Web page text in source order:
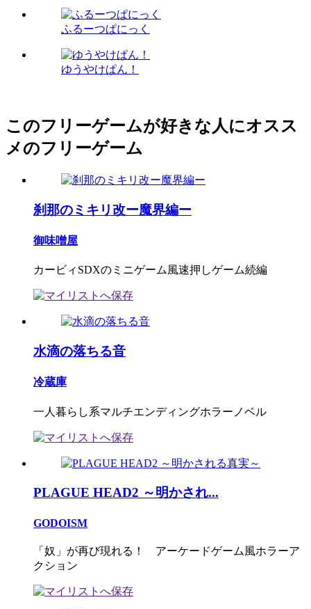
ふるーつぱにっく
ゆうやけぱん！
このフリーゲームが好きな人にオスス
メのフリーゲーム
刹那のミキリ改ー魔界編ー
御味噌屋
カービィSDXのミニゲーム風速押しゲーム続編
水滴の落ちる音
冷蔵庫
一人暮らし系マルチエンディングホラーノベル
PLAGUE HEAD2 ～明かされ...
GODOISM
「奴」が再び現れる！ アーケードゲーム風ホラーア
クション